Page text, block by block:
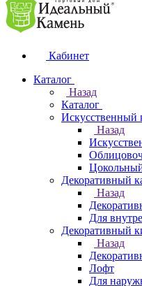
Кабинет
Каталог
Назад
Каталог
Искусственный
Назад
Декоративный
Назад
Для
Декоративный
Назад
Лофт
Для